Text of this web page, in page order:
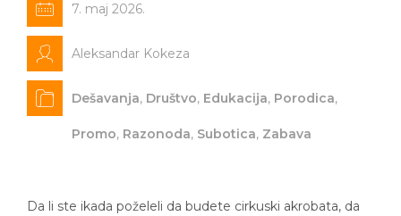
7. maj 2026.
Aleksandar Kokeza
Dešavanja, Društvo, Edukacija, Porodica,
Promo, Razonoda, Subotica, Zabava
Da li ste ikada poželeli da budete cirkuski akrobata, da